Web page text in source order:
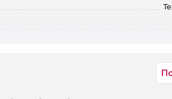
«КриптоАРМ Shell Extension» и GUI-